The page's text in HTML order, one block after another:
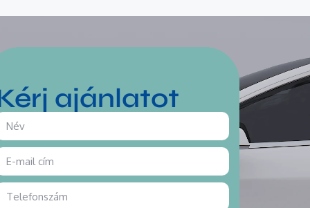
ajánlatot